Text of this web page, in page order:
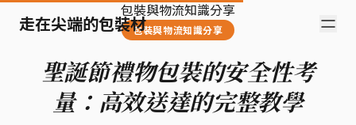
走在尖端的包裝材
包裝與物流知識分享
包裝與物流知識分享
聖誕節禮物包裝的安全性考
量：高效送達的完整教學